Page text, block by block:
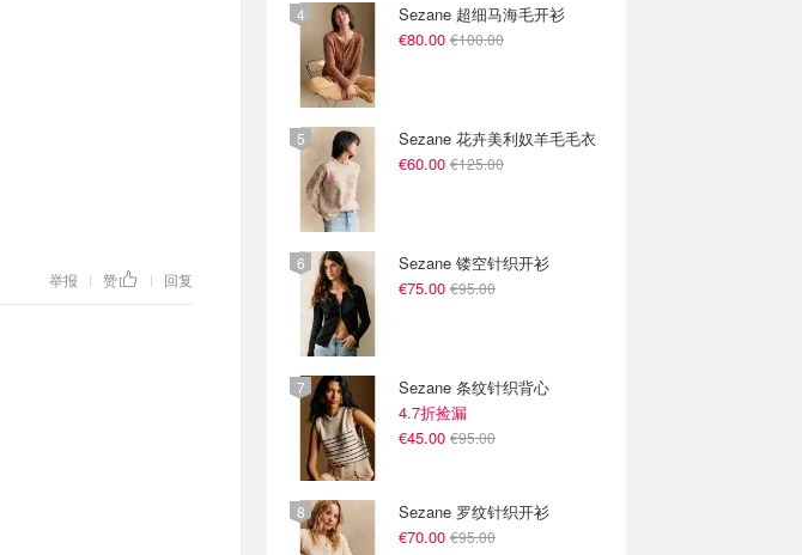
举报 | 赞 | 回复
Sezane 超细马海毛开衫
€80.00 €100.00
Sezane 花卉美利奴羊毛毛衣
€60.00 €125.00
Sezane 镂空针织开衫
€75.00 €95.00
Sezane 条纹针织背心
4.7折捡漏
€45.00 €95.00
Sezane 罗纹针织开衫
€70.00 €95.00